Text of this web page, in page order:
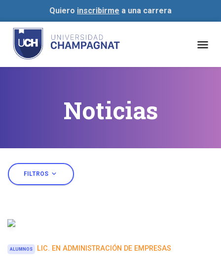
Quiero inscribirme a una carrera
Noticias
FILTROS expand_more
ALUMNOS LIC. EN ADMINISTRACIÓN DE EMPRESAS